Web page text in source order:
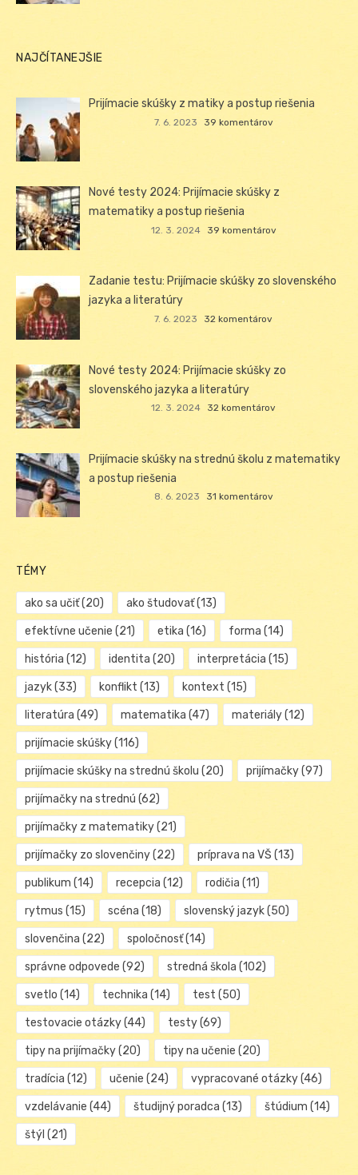
NAJČÍTANEJŠIE
Prijímacie skúšky z matiky a postup riešenia
7. 6. 2023 39 komentárov
Nové testy 2024: Prijímacie skúšky z
matematiky a postup riešenia
12. 3. 2024 39 komentárov
Zadanie testu: Prijímacie skúšky zo slovenského
jazyka a literatúry
7. 6. 2023 32 komentárov
Nové testy 2024: Prijímacie skúšky zo
slovenského jazyka a literatúry
12. 3. 2024 32 komentárov
Prijímacie skúšky na strednú školu z matematiky
a postup riešenia
8. 6. 2023 31 komentárov
TÉMY
ako sa učiť(20) ako študovať(13)
efektívne učenie (21) etika (16) forma (14)
história (12) identita (20) interpretácia (15)
jazyk(33) konflikt (13) kontext (15)
literatúra (49) matematika (47) materiály(12)
prijímacie skúšky(116)
prijímacie skúšky na strednú školu (20) prijímačky(97)
prijímačky na strednú (62)
prijímačky z matematiky(21)
prijímačky zo slovenčiny(22) príprava na VŠ (13)
publikum (14) recepcia (12) rodičia (11)
rytmus (15) scéna (18) slovenský jazyk(50)
slovenčina (22) spoločnosť(14)
správne odpovede (92) stredná škola (102)
svetlo (14) technika (14) test (50)
testovacie otázky(44) testy(69)
tipy na prijímačky(20) tipy na učenie (20)
tradícia (12) učenie (24) vypracované otázky(46)
vzdelávanie (44) študijný poradca (13) štúdium (14)
štýl (21)